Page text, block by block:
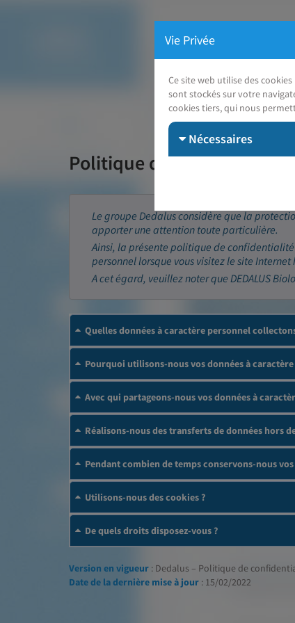
Politique de
Le groupe Dedalus considère que la
apporter une attention toute particulière.
Ainsi, la présente politique de
personnel lorsque vous visitez le site
A cet égard, veuillez noter que DEDALUS
Quelles données à caractère personnel
Pourquoi utilisons-nous vos données à
Avec qui partageons-nous vos données à
Réalisons-nous des transferts de données hors
Pendant combien de temps conservons-nous
Utilisons-nous des cookies ?
De quels droits disposez-vous ?
Version en vigueur : Dedalus – Politique de
Date de la dernière mise à jour : 15/02/2022
Vie Privée
Ce site web utilise des
sont stockés sur votre
cookies tiers, qui nous
Nécessaires